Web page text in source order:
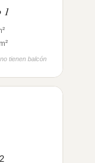
1
tienen balcón